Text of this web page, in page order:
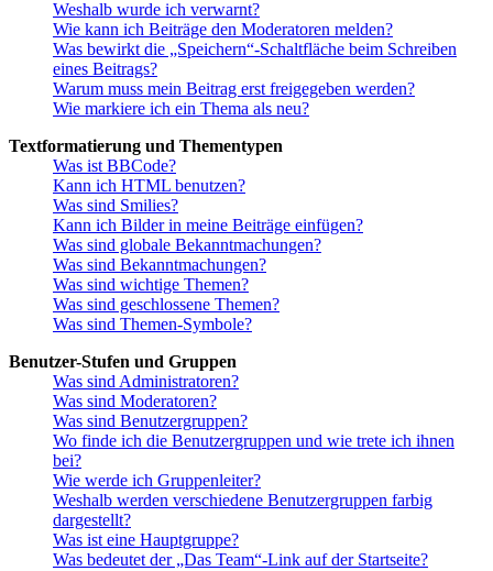
Weshalb wurde ich verwarnt?
Wie kann ich Beiträge den Moderatoren melden?
Was bewirkt die „Speichern“-Schaltfläche beim Schreiben
eines Beitrags?
Warum muss mein Beitrag erst freigegeben werden?
Wie markiere ich ein Thema als neu?
Textformatierung und Thementypen
Was ist BBCode?
Kann ich HTML benutzen?
Was sind Smilies?
Kann ich Bilder in meine Beiträge einfügen?
Was sind globale Bekanntmachungen?
Was sind Bekanntmachungen?
Was sind wichtige Themen?
Was sind geschlossene Themen?
Was sind Themen-Symbole?
Benutzer-Stufen und Gruppen
Was sind Administratoren?
Was sind Moderatoren?
Was sind Benutzergruppen?
Wo finde ich die Benutzergruppen und wie trete ich ihnen
bei?
Wie werde ich Gruppenleiter?
Weshalb werden verschiedene Benutzergruppen farbig
dargestellt?
Was ist eine Hauptgruppe?
Was bedeutet der „Das Team“-Link auf der Startseite?